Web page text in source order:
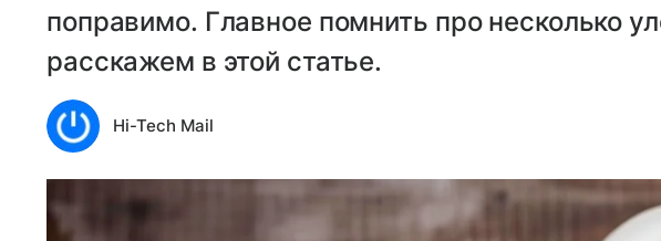
поправимо. Главное помнить про несколько
расскажем в этой статье.
Hi-Tech Mail